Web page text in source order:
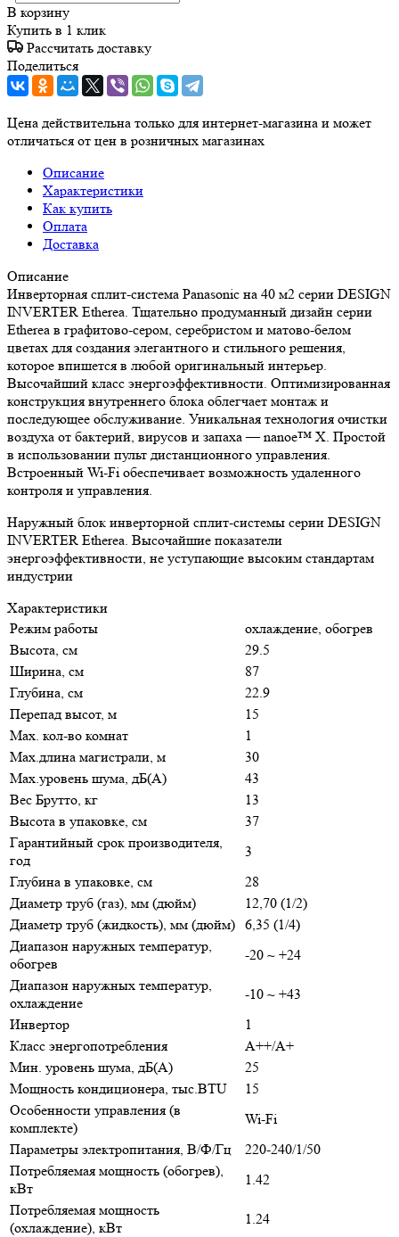
В корзину
Купить в 1 клик
Рассчитать доставку
Поделиться
Цена действительна только для интернет-магазина и может
отличаться от цен в розничных магазинах
Описание
Характеристики
Как купить
Оплата
Доставка
Описание
Инверторная сплит-система Panasonic на 40 м2 серии DESIGN
INVERTER Etherea. Тщательно продуманный дизайн серии
Etherea в графитово-сером, серебристом и матово-белом
цветах для создания элегантного и стильного решения,
которое впишется в любой оригинальный интерьер.
Высочайший класс энергоэффективности. Оптимизированная
конструкция внутреннего блока облегчает монтаж и
последующее обслуживание. Уникальная технология очистки
воздуха от бактерий, вирусов и запаха — nanoe™ X. Простой
в использовании пульт дистанционного управления.
Встроенный Wi-Fi обеспечивает возможность удаленного
контроля и управления.
Наружный блок инверторной сплит-системы серии DESIGN
INVERTER Etherea. Высочайшие показатели
энергоэффективности, не уступающие высоким стандартам
индустрии
Характеристики
Режим работы
охлаждение, обогрев
Высота, см
29.5
Ширина, см
87
Глубина, см
22.9
Перепад высот, м
15
Max. кол-во комнат
1
Max.длина магистрали, м
30
Max.уровень шума, дБ(А)
43
Вес Брутто, кг
13
Высота в упаковке, см
37
Гарантийный срок производителя,
год
3
Глубина в упаковке, см
28
Диаметр труб (газ), мм (дюйм)
12,70 (1/2)
Диаметр труб (жидкость), мм (дюйм) 6,35 (1/4)
Диапазон наружных температур,
обогрев
-20 ~ +24
Диапазон наружных температур,
охлаждение
-10 ~ +43
Инвертор
1
Класс энергопотребления
A++/A+
Мин. уровень шума, дБ(А)
25
Мощность кондиционера, тыс.BTU
15
Особенности управления (в
комплекте)
Wi-Fi
Параметры электропитания, В/Ф/Гц
220-240/1/50
Потребляемая мощность (обогрев),
кВт
1.42
Потребляемая мощность
(охлаждение), кВт
1.24